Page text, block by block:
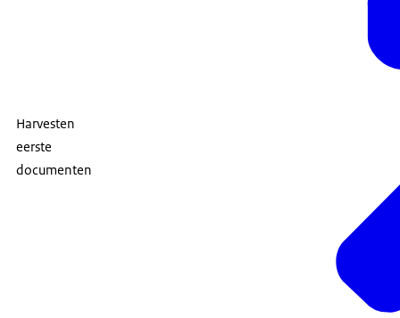
Harvesten
eerste
documenten